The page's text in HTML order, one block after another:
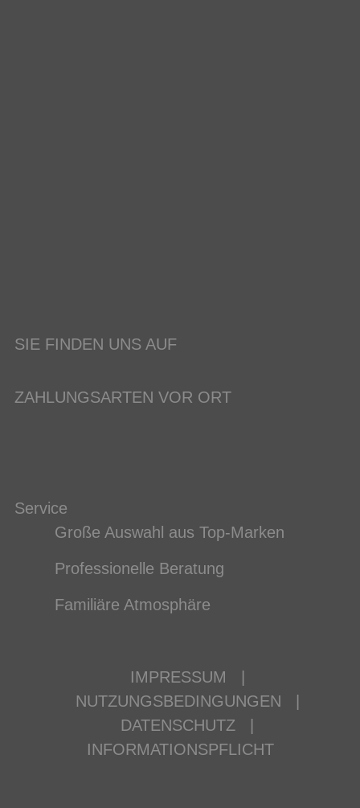
SIE FINDEN UNS AUF
ZAHLUNGSARTEN VOR ORT
Service
Große Auswahl aus Top-Marken
Professionelle Beratung
Familiäre Atmosphäre
IMPRESSUM
NUTZUNGSBEDINGUNGEN
DATENSCHUTZ
INFORMATIONSPFLICHT